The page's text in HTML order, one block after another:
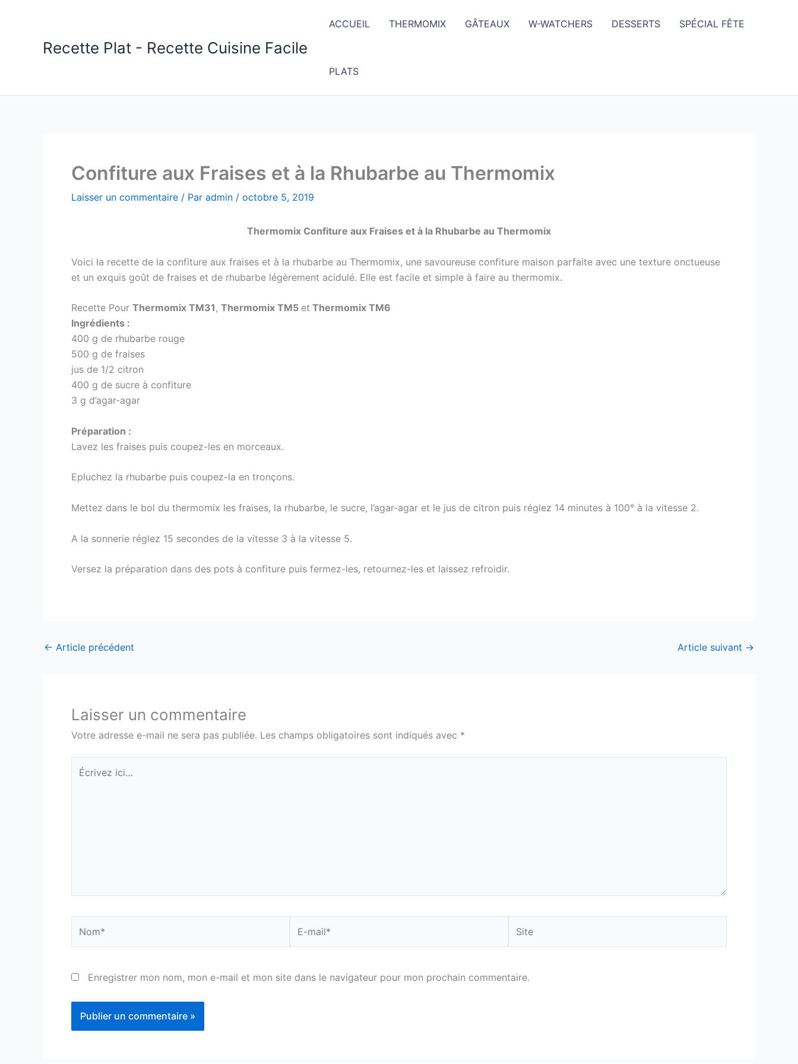
Recette Plat - Recette Cuisine Facile
ACCUEIL THERMOMIX GÂTEAUX W-WATCHERS DESSERTS SPÉCIAL FÊTE
PLATS
Confiture aux Fraises et à la Rhubarbe au Thermomix
Laisser un commentaire / Par admin / octobre 5, 2019
Thermomix Confiture aux Fraises et à la Rhubarbe au Thermomix
Voici la recette de la confiture aux fraises et à la rhubarbe au Thermomix, une savoureuse confiture maison parfaite avec une texture onctueuse
et un exquis goût de fraises et de rhubarbe légèrement acidulé. Elle est facile et simple à faire au thermomix.
Recette Pour Thermomix TM31, Thermomix TM5 et Thermomix TM6
Ingrédients :
400 g de rhubarbe rouge
500 g de fraises
jus de 1/2 citron
400 g de sucre à confiture
3 g d’agar-agar
Préparation :
Lavez les fraises puis coupez-les en morceaux.
Epluchez la rhubarbe puis coupez-la en tronçons.
Mettez dans le bol du thermomix les fraises, la rhubarbe, le sucre, l’agar-agar et le jus de citron puis réglez 14 minutes à 100° à la vitesse 2.
A la sonnerie réglez 15 secondes de la vitesse 3 à la vitesse 5.
Versez la préparation dans des pots à confiture puis fermez-les, retournez-les et laissez refroidir.
← Article précédent Article suivant →
Laisser un commentaire
Votre adresse e-mail ne sera pas publiée. Les champs obligatoires sont indiqués avec *
Écrivez
ici…
mail*
Enregistrer mon nom, mon e-mail et mon site dans le navigateur pour mon prochain commentaire.